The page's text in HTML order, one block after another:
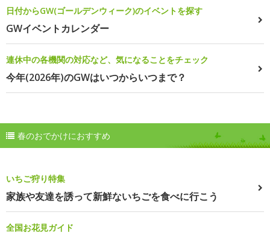
日付からGW(ゴールデンウィーク)のイベントを探す
GWイベントカレンダー
連休中の各機関の対応など、気になることをチェック
今年(2026年)のGWはいつからいつまで？
春のおでかけにおすすめ
いちご狩り特集
家族や友達を誘って新鮮ないちごを食べに行こう
全国お花見ガイド